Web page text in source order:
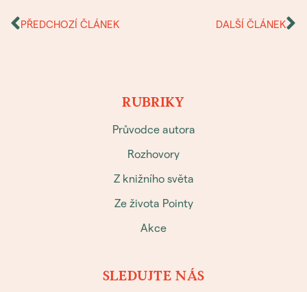
PŘEDCHOZÍ ČLÁNEK DALŠÍ ČLÁNEK
RUBRIKY
Průvodce autora
Rozhovory
Z knižního světa
Ze života Pointy
Akce
SLEDUJTE NÁS